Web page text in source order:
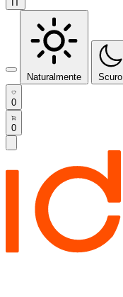
IT
Naturalmente Scuro
0
0